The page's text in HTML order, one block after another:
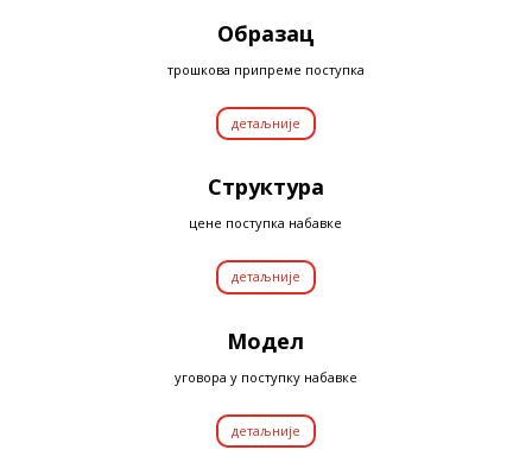
Образац
трошкова припреме поступка
детаљније
Структура
цене поступка набавке
детаљније
Модел
уговора у поступку набавке
детаљније